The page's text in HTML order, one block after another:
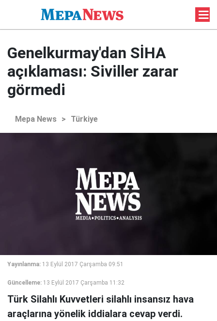
Genelkurmay'dan SİHA
açıklaması: Siviller zarar
görmedi
Mepa News > Türkiye
Yayınlanma: 13 Eylül 2017 Çarşamba 09:51
Güncelleme: 13 Eylül 2017 Çarşamba 11:32
Türk Silahlı Kuvvetleri silahlı insansız hava
araçlarına yönelik iddialara cevap verdi.